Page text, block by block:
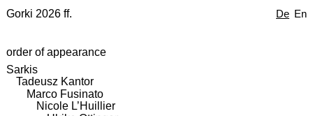
De En
Gorki 2026 ff.
order of appearance
Sarkis
Tadeusz Kantor
Marco Fusinato
Nicole L’Huillier